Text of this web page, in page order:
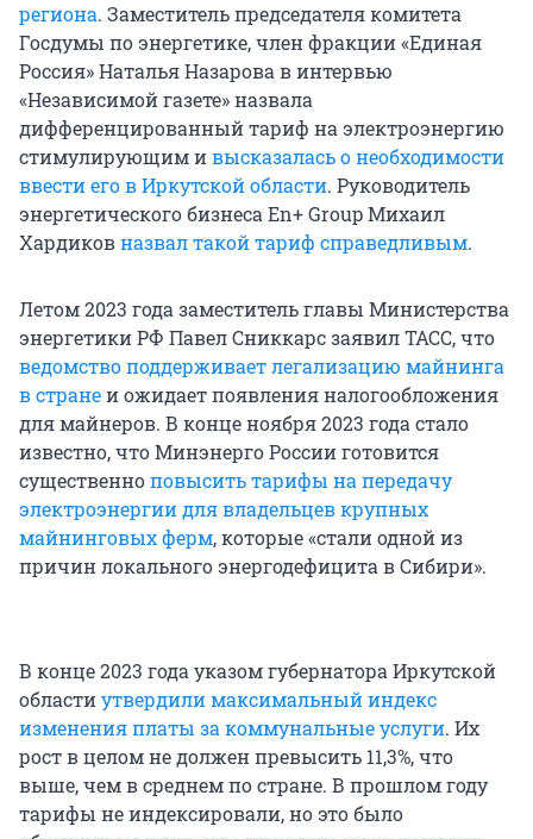
региона. Заместитель председателя комитета
Госдумы по энергетике, член фракции «Единая
Россия» Наталья Назарова в интервью
«Независимой газете» назвала
дифференцированный тариф на электроэнергию
стимулирующим ивысказалась о необходимости
ввести его в Иркутской области. Руководитель
энергетического бизнеса En+ Group Михаил
Хардиковназвал такой тариф справедливым.
Летом 2023 года заместитель главы Министерства
энергетики РФ Павел Сниккарс заявил ТАСС, что
ведомство поддерживает легализацию майнинга
в странеи ожидает появления налогообложения
для майнеров. В конце ноября 2023 года стало
известно, что Минэнерго России готовится
существенноповысить тарифы на передачу
электроэнергии для владельцев крупных
майнинговых ферм, которые «стали одной из
причин локального энергодефицита в Сибири».
В конце 2023 года указом губернатора Иркутской
областиутвердили максимальный индекс
изменения платы за коммунальные услуги. Их
рост в целом не должен превысить 11,3%, что
выше, чем в среднем по стране. В прошлом году
тарифы не индексировали, но это было